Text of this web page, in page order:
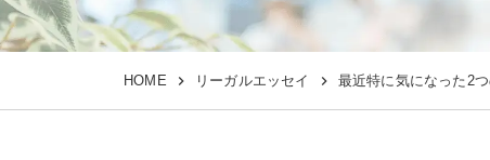
HOME リーガルエッセイ 最近特に気になった2